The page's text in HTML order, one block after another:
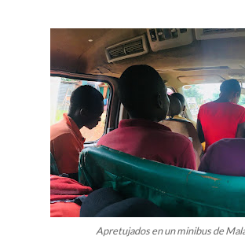
Apretujados en un minibus de